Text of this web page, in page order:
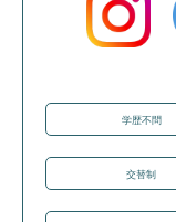
学歴不問
交替制